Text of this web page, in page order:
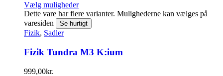
Vælg muligheder
Dette vare har flere varianter. Mulighederne kan vælges på
varesiden
Se hurtigt
Fizik, Sadler
Fizik Tundra M3 K:ium
999,00kr.